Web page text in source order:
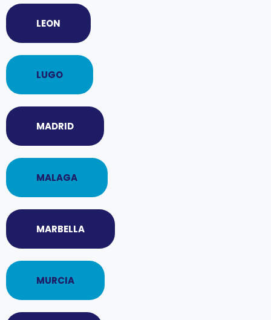
LEON
LUGO
MADRID
MALAGA
MARBELLA
MURCIA